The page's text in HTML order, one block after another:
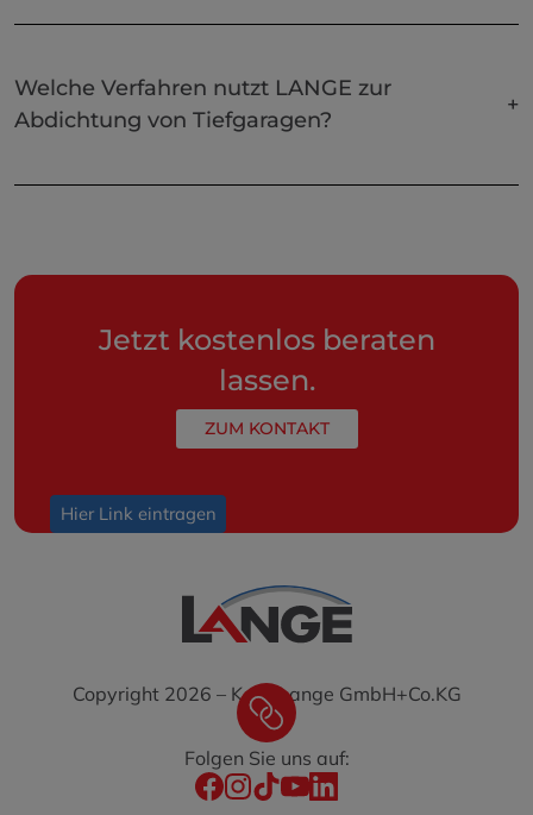
Welche Verfahren nutzt LANGE zur
Abdichtung von Tiefgaragen?
Jetzt kostenlos beraten
lassen.
ZUM KONTAKT
Hier Link eintragen
Copyright 2026 – K.-H. Lange GmbH+Co.KG
Folgen Sie uns auf: